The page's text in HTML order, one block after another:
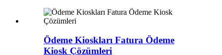
Ödeme Kioskları Fatura Ödeme
Kiosk Çözümleri